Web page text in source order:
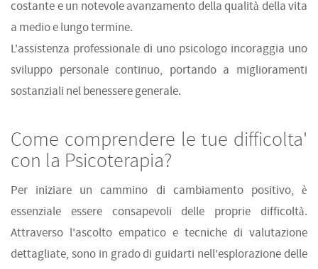
costante e un notevole avanzamento della qualità della vita
a medio e lungo termine.
L'assistenza professionale di uno psicologo incoraggia uno
sviluppo personale continuo, portando a miglioramenti
sostanziali nel benessere generale.
Come comprendere le tue difficolta'
con la Psicoterapia?
Per iniziare un cammino di cambiamento positivo, è
essenziale essere consapevoli delle proprie difficoltà.
Attraverso l'ascolto empatico e tecniche di valutazione
dettagliate, sono in grado di guidarti nell'esplorazione delle